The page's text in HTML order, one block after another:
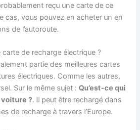
reçu une carte de ce
cas, vous pouvez en acheter un en
de l’autoroute.
carte de recharge électrique ?
partie des meilleures cartes
électriques. Comme les autres,
Sur le même sujet :Qu’est-ce qui
?. Il peut être rechargé dans
de recharge à travers l’Europe.